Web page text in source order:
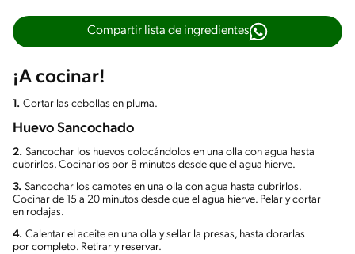
Compartir lista de ingredientes
¡A cocinar!
1. Cortar las cebollas en pluma.
Huevo Sancochado
2. Sancochar los huevos colocándolos en una olla con agua hasta
cubrirlos. Cocinarlos por 8 minutos desde que el agua hierve.
3. Sancochar los camotes en una olla con agua hasta cubrirlos.
Cocinar de 15 a 20 minutos desde que el agua hierve. Pelar y cortar
en rodajas.
4. Calentar el aceite en una olla y sellar la presas, hasta dorarlas
por completo. Retirar y reservar.